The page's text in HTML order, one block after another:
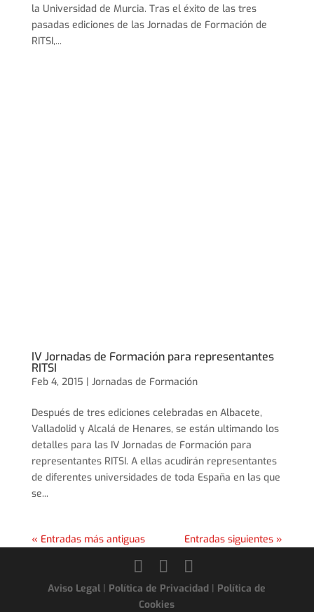
la Universidad de Murcia. Tras el éxito de las tres
pasadas ediciones de las Jornadas de Formación de
RITSI,...
IV Jornadas de Formación para representantes
RITSI
Feb 4, 2015 | Jornadas de Formación
Después de tres ediciones celebradas en Albacete,
Valladolid y Alcalá de Henares, se están ultimando los
detalles para las IV Jornadas de Formación para
representantes RITSI. A ellas acudirán representantes
de diferentes universidades de toda España en las que
se...
« Entradas más antiguas Entradas siguientes »
Aviso Legal | Política de Privacidad | Política de
Cookies